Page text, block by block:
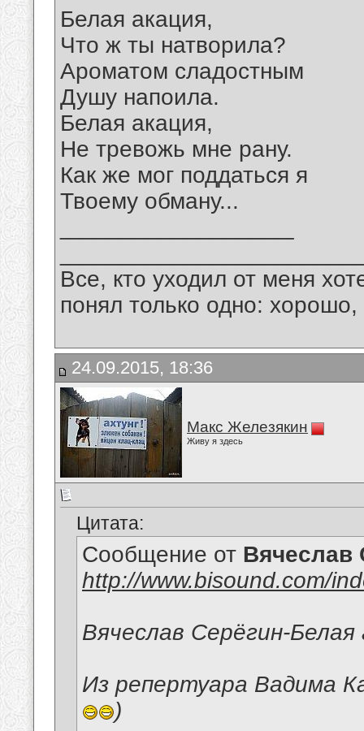
Белая акация,
Что ж ты натворила?
Ароматом сладостным
Душу напоила.
Белая акация,
Не тревожь мне рану.
Как же мог поддаться я
Твоему обману...
Все, кто уходил от меня
понял только одно:
24.09.2015, 18:36
Макс Железякин
Живу я здесь
Цитата:
Сообщение от Вячеслав
http://www.bisound.com/
Вячеслав Серёгин-Белая
Из репертуара Вадима
)